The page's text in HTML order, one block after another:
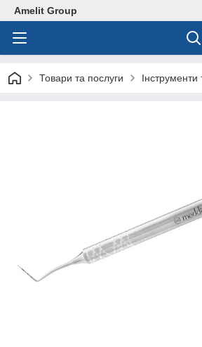
Amelit Group
Товари та послуги Інструменти